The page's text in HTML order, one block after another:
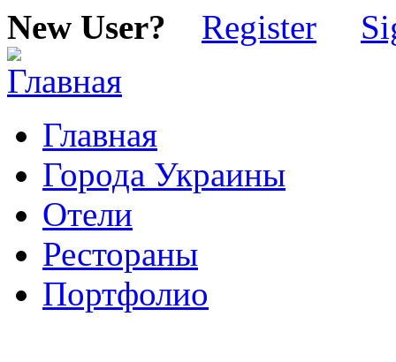
New User? Register
Главная
Города Украины
Отели
Рестораны
Портфолио